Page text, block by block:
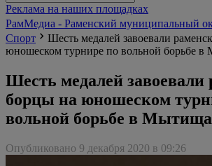
Реклама на наших площадках
РамМедиа - Раменский муниципальный
Спорт
Шесть медалей завоевали
юношеском турнире по вольной борьбе
Шесть медалей завоевали
борцы на юношеском
вольной борьбе в
Опубликовано 9 декабря 2020 в 09:26